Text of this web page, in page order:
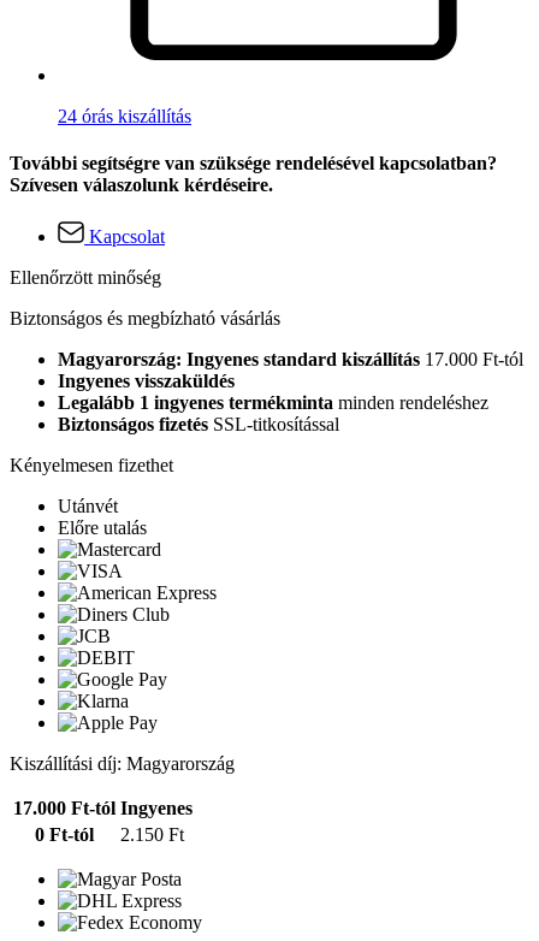
24 órás kiszállítás
További segítségre van szüksége rendelésével kapcsolatban?
Szívesen válaszolunk kérdéseire.
Kapcsolat
Ellenőrzött minőség
Biztonságos és megbízható vásárlás
Magyarország: Ingyenes standard kiszállítás 17.000 Ft-tól
Ingyenes visszaküldés
Legalább 1 ingyenes termékminta minden rendeléshez
Biztonságos fizetés SSL-titkosítással
Kényelmesen fizethet
Utánvét
Előre utalás
Kiszállítási díj: Magyarország
17.000 Ft-tól Ingyenes
0 Ft-tól
2.150 Ft